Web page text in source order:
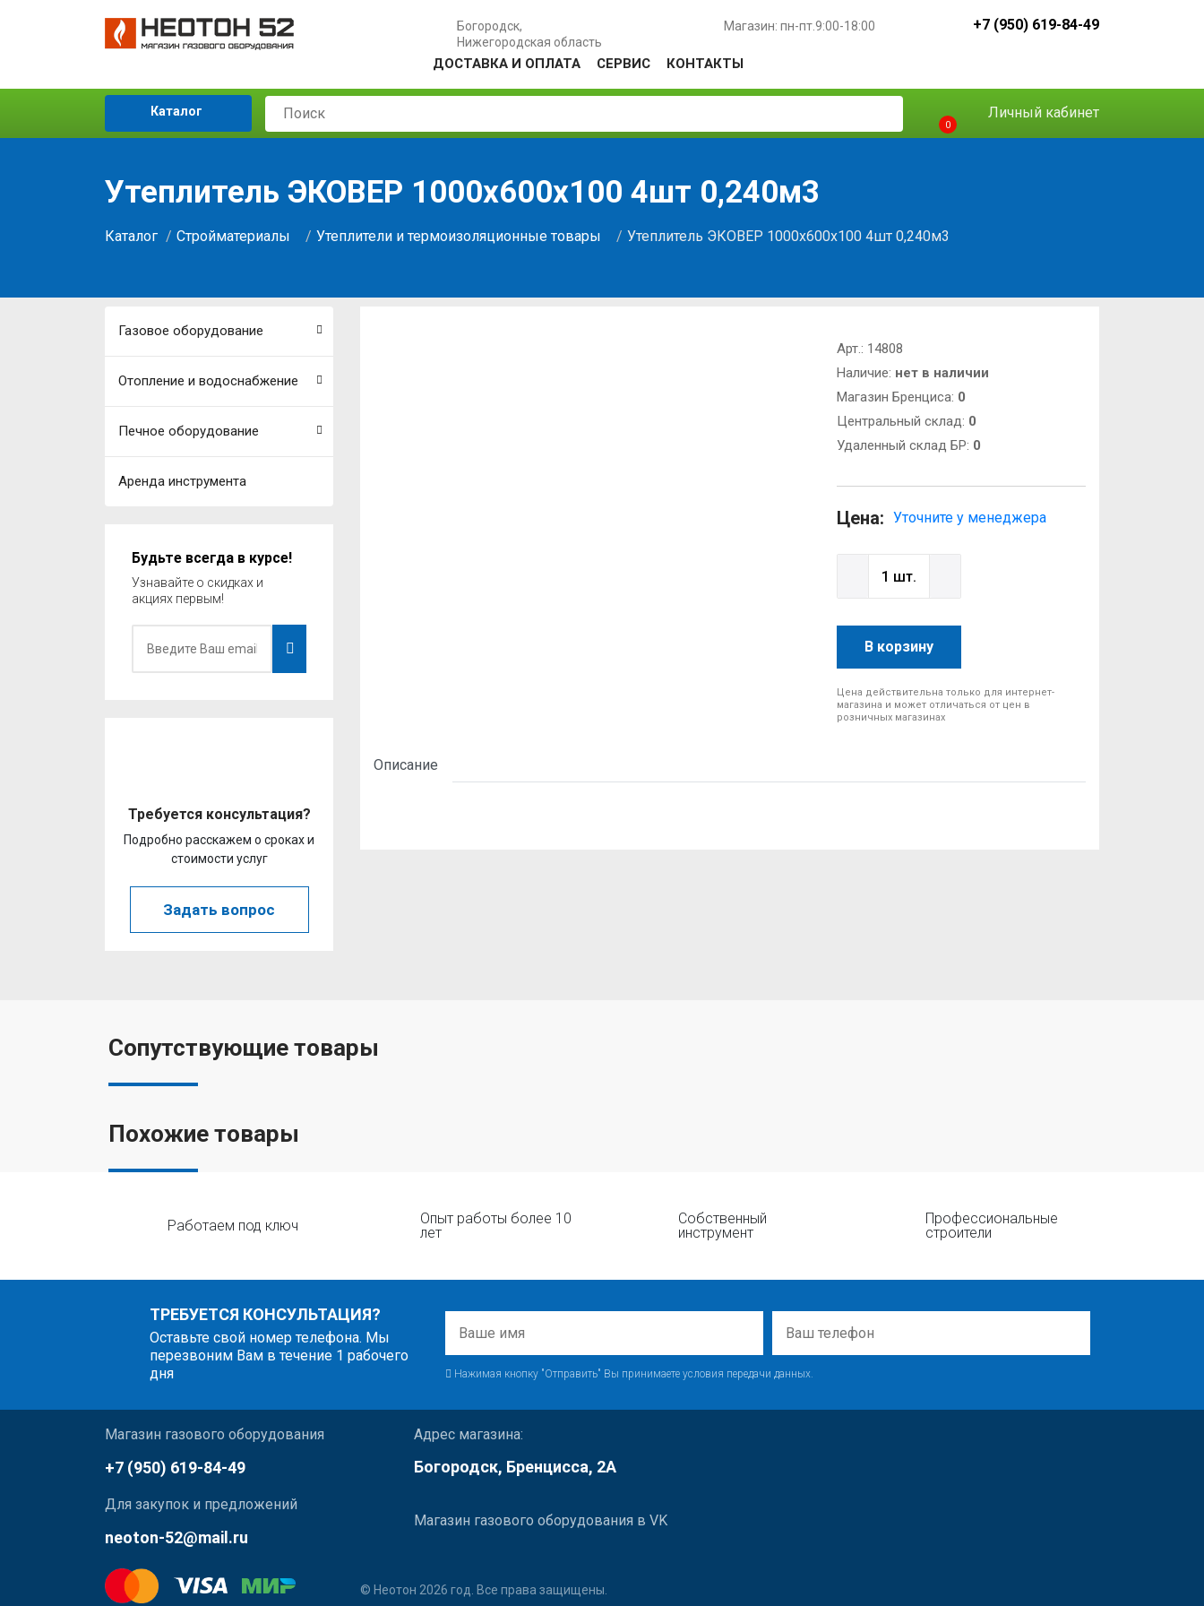
Богородск,
Нижегородская область
Магазин: пн-пт.9:00-18:00 +7 (950) 619-84-49
ДОСТАВКА И ОПЛАТА СЕРВИС КОНТАКТЫ
Каталог
0
Личный кабинет
Утеплитель ЭКОВЕР 1000х600х100 4шт 0,240м3
Каталог Стройматериалы Утеплители и термоизоляционные товары Утеплитель ЭКОВЕР 1000х600х100 4шт 0,240м3
Газовое оборудование
Отопление и водоснабжение
Печное оборудование
Аренда инструмента
Будьте всегда в курсе!
Узнавайте о скидках и
акциях первым!
Требуется консультация?
Подробно расскажем о сроках и
стоимости услуг
Задать вопрос
Арт.: 14808
Наличие: нет в наличии
Магазин Бренциса: 0
Центральный склад: 0
Удаленный склад БР: 0
Цена: Уточните у менеджера
В корзину
Цена действительна только для интернет-
магазина и может отличаться от цен в
розничных магазинах
Описание
Сопутствующие товары
Похожие товары
Работаем под ключ
Опыт работы более 10
лет
Собственный
инструмент
Профессиональные
строители
ТРЕБУЕТСЯ КОНСУЛЬТАЦИЯ?
Оставьте свой номер телефона. Мы
перезвоним Вам в течение 1 рабочего
дня
Нажимая кнопку "Отправить" Вы принимаете условия передачи данных.
Магазин газового оборудования
+7 (950) 619-84-49
Для закупок и предложений
neoton-52@mail.ru
Адрес магазина:
Богородск, Бренцисса, 2А
Магазин газового оборудования в VK
© Неотон 2026 год. Все права защищены.